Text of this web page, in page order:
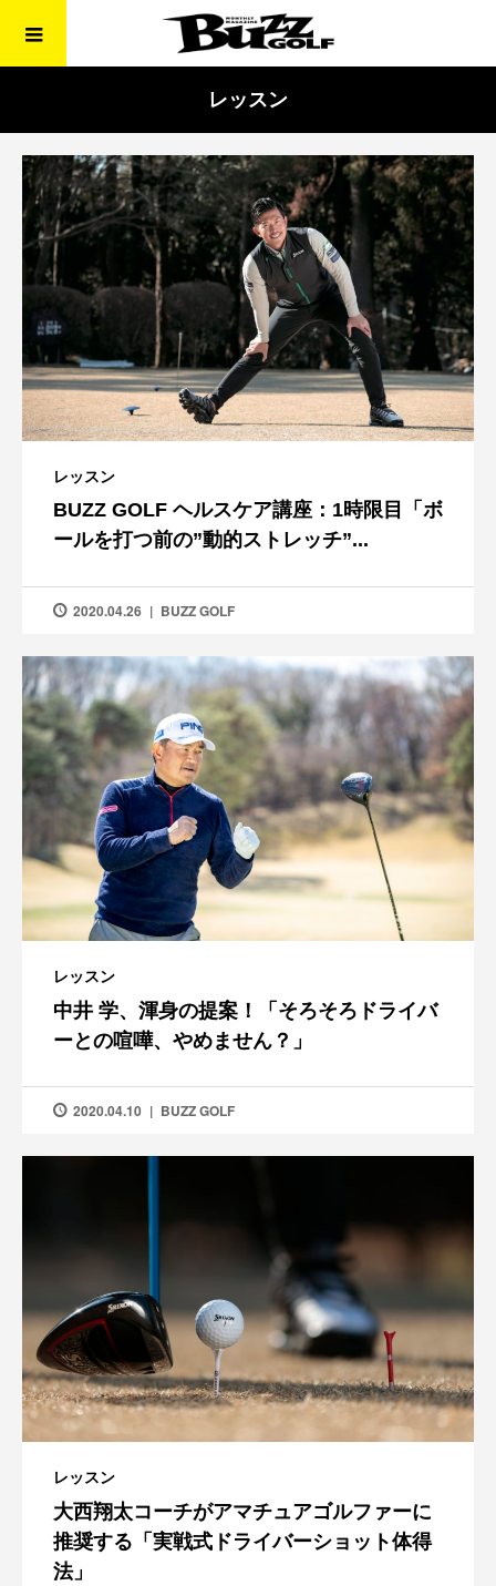
レッスン
レッスン
BUZZ GOLF ヘルスケア講座：1時限目「ボ
ールを打つ前の”動的ストレッチ”...
2020.04.26 BUZZ GOLF
レッスン
中井 学、渾身の提案！「そろそろドライバ
ーとの喧嘩、やめません？」
2020.04.10 BUZZ GOLF
レッスン
大西翔太コーチがアマチュアゴルファーに
推奨する「実戦式ドライバーショット体得
法」